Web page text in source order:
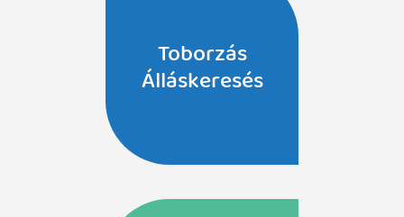
Toborzás
Álláskeresés